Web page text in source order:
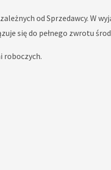
od Sprzedawcy. W
się do pełnego zwrotu
roboczych.